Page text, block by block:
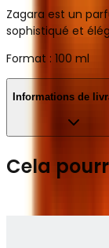
Zagara est un
sophistiqué et
Format : 100 ml
Informations de
Cela